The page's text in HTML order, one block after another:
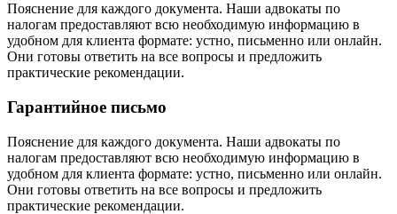
Пояснение для каждого документа. Наши адвокаты по
налогам предоставляют всю необходимую информацию в
удобном для клиента формате: устно, письменно или онлайн.
Они готовы ответить на все вопросы и предложить
практические рекомендации.
Гарантийное письмо
Пояснение для каждого документа. Наши адвокаты по
налогам предоставляют всю необходимую информацию в
удобном для клиента формате: устно, письменно или онлайн.
Они готовы ответить на все вопросы и предложить
практические рекомендации.